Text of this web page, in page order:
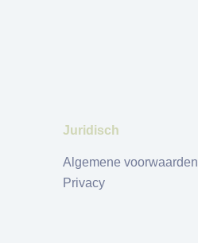
Juridisch
Algemene voorwaarden
Privacy